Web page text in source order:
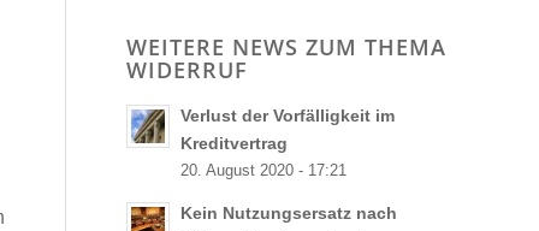
WEITERE NEWS ZUM THEMA
WIDERRUF
Verlust der Vorfälligkeit im
Kreditvertrag
20. August 2020 - 17:21
Kein Nutzungsersatz nach